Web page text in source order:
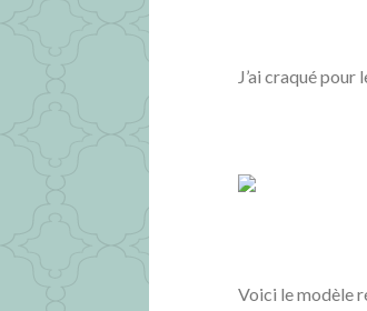
J’ai craqué
Voici le modèle